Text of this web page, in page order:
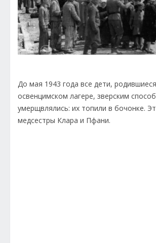
До мая 1943 года все дети,
освенцимском лагере, зверским
умерщвлялись: их топили в бочонке.
медсестры Клара и Пфани.